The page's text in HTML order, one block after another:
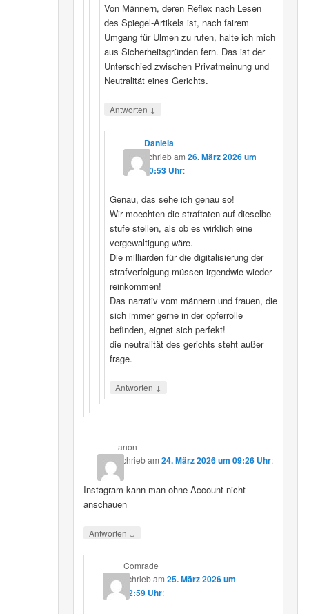
Von Männern, deren Reflex nach Lesen
des Spiegel-Artikels ist, nach fairem
Umgang für Ulmen zu rufen, halte ich mich
aus Sicherheitsgründen fern. Das ist der
Unterschied zwischen Privatmeinung und
Neutralität eines Gerichts.
Antworten ↓
Daniela
schriebam 26. März 2026 um
10:53 Uhr:
Genau, das sehe ich genau so!
Wir moechten die straftaten auf dieselbe
stufe stellen, als ob es wirklich eine
vergewaltigung wäre.
Die milliarden für die digitalisierung der
strafverfolgung müssen irgendwie wieder
reinkommen!
Das narrativ vom männern und frauen, die
sich immer gerne in der opferrolle
befinden, eignet sich perfekt!
die neutralität des gerichts steht außer
frage.
Antworten ↓
anon
schriebam24. März 2026 um 09:26 Uhr:
Instagram kann man ohne Account nicht
anschauen
Antworten ↓
Comrade
schriebam 25. März 2026 um
12:59 Uhr: